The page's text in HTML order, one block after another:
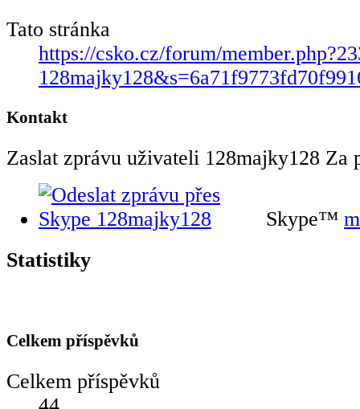
Tato stránka
https://csko.cz/forum/
Kontakt
Zaslat zprávu uživateli 128majky128 Za
Skype™
Statistiky
Celkem příspěvků
Celkem příspěvků